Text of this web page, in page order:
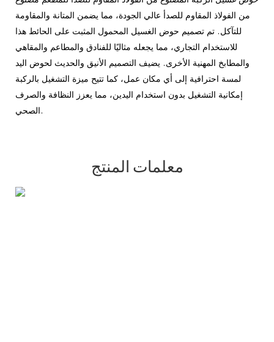
من الفولاذ المقاوم للصدأ عالي الجودة، مما يضمن المتانة والمقاومة
للتآكل. تم تصميم حوض الغسيل المحمول المثبت على الحائط هذا
للاستخدام التجاري، مما يجعله مثاليًا للفنادق والمطاعم والمقاهي
والمطابخ المهنية الأخرى. يضيف التصميم الأنيق والحديث لحوض اليد
لمسة احترافية إلى أي مكان عمل، كما تتيح ميزة التشغيل بالركبة
إمكانية التشغيل بدون استخدام اليدين، مما يعزز النظافة والصرف
الصحي.
معلمات المنتج